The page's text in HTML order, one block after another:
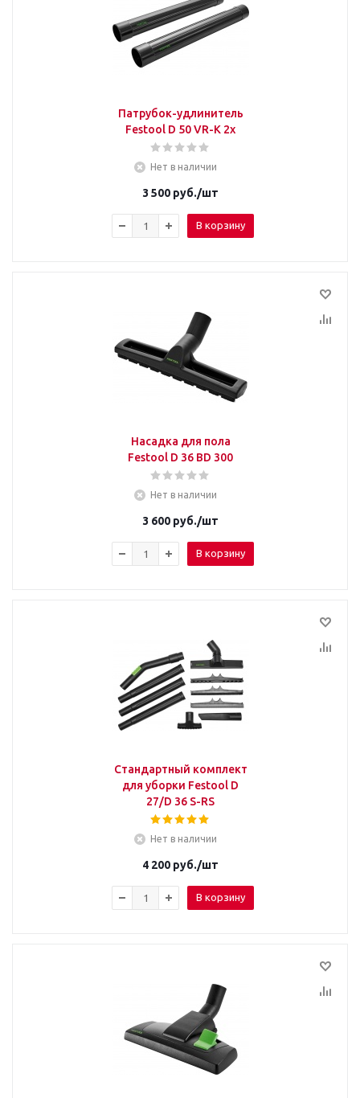
Патрубок-удлинитель
Festool D 50 VR-K 2x
Нет в наличии
3 500 руб./шт
В корзину
Насадка для пола
Festool D 36 BD 300
Нет в наличии
3 600 руб./шт
В корзину
Стандартный комплект
для уборки Festool D
27/D 36 S-RS
Нет в наличии
4 200 руб./шт
В корзину